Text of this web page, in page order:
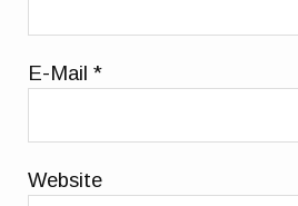
E-Mail*
Website